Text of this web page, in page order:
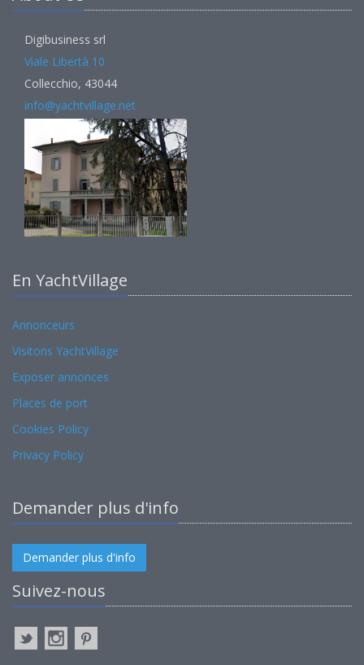
Digibusiness srl
Viale Libertà 10
Collecchio, 43044
info@yachtvillage.net
En YachtVillage
Annonceurs
Visitons YachtVillage
Exposer annonces
Places de port
Cookies Policy
Privacy Policy
Demander plus d'info
Demander plus d'info
Suivez-nous